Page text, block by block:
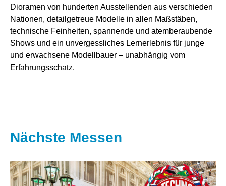
Dioramen von hunderten Ausstellenden aus verschieden
Nationen, detailgetreue Modelle in allen Maßstäben,
technische Feinheiten, spannende und atemberaubende
Shows und ein unvergessliches Lernerlebnis für junge
und erwachsene Modellbauer – unabhängig vom
Erfahrungsschatz.
Nächste Messen